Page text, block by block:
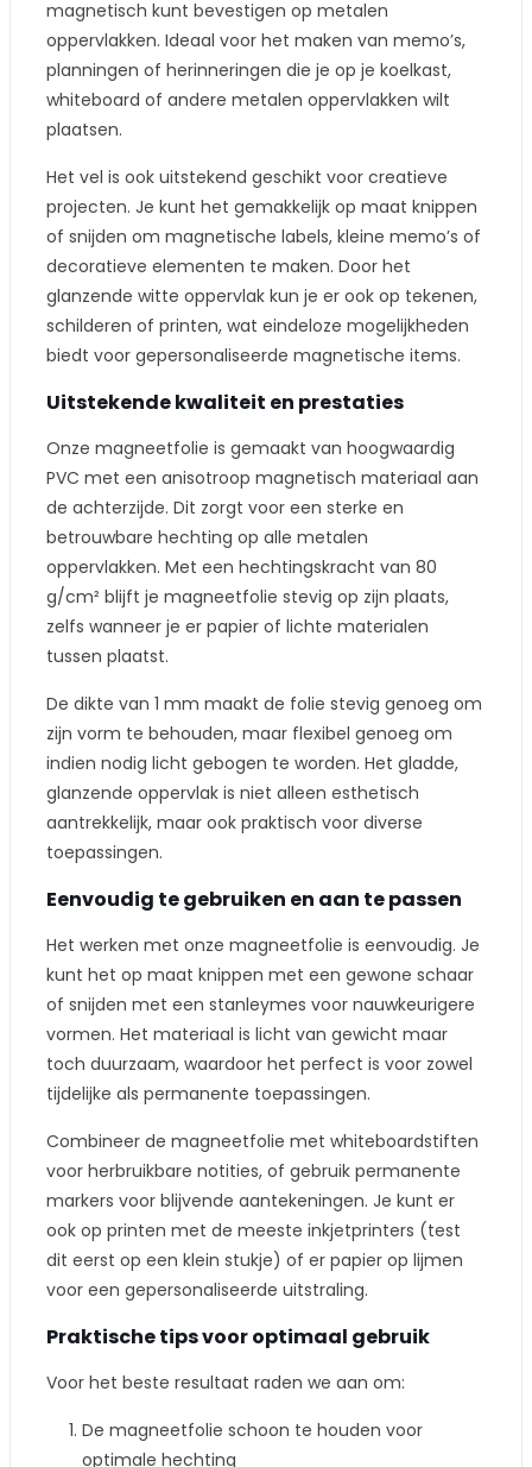
magnetisch kunt bevestigen op metalen
oppervlakken. Ideaal voor het maken van memo’s,
planningen of herinneringen die je op je koelkast,
whiteboard of andere metalen oppervlakken wilt
plaatsen.
Het vel is ook uitstekend geschikt voor creatieve
projecten. Je kunt het gemakkelijk op maat knippen
of snijden om magnetische labels, kleine memo’s of
decoratieve elementen te maken. Door het
glanzende witte oppervlak kun je er ook op tekenen,
schilderen of printen, wat eindeloze mogelijkheden
biedt voor gepersonaliseerde magnetische items.
Uitstekende kwaliteit en prestaties
Onze magneetfolie is gemaakt van hoogwaardig
PVC met een anisotroop magnetisch materiaal aan
de achterzijde. Dit zorgt voor een sterke en
betrouwbare hechting op alle metalen
oppervlakken. Met een hechtingskracht van 80
g/cm² blijft je magneetfolie stevig op zijn plaats,
zelfs wanneer je er papier of lichte materialen
tussen plaatst.
De dikte van 1 mm maakt de folie stevig genoeg om
zijn vorm te behouden, maar flexibel genoeg om
indien nodig licht gebogen te worden. Het gladde,
glanzende oppervlak is niet alleen esthetisch
aantrekkelijk, maar ook praktisch voor diverse
toepassingen.
Eenvoudig te gebruiken en aan te passen
Het werken met onze magneetfolie is eenvoudig. Je
kunt het op maat knippen met een gewone schaar
of snijden met een stanleymes voor nauwkeurigere
vormen. Het materiaal is licht van gewicht maar
toch duurzaam, waardoor het perfect is voor zowel
tijdelijke als permanente toepassingen.
Combineer de magneetfolie met whiteboardstiften
voor herbruikbare notities, of gebruik permanente
markers voor blijvende aantekeningen. Je kunt er
ook op printen met de meeste inkjetprinters (test
dit eerst op een klein stukje) of er papier op lijmen
voor een gepersonaliseerde uitstraling.
Praktische tips voor optimaal gebruik
Voor het beste resultaat raden we aan om:
De magneetfolie schoon te houden voor
optimale hechting